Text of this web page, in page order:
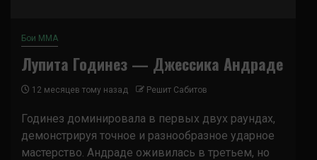
Бои ММА
Лупита Годинез — Джессика Андраде
12 месяцев тому назад Решит Сабитов
Годинез доминировала в первых двух раундах,
демонстрируя точное и разнообразное ударное
мастерство. Андраде оживилась в третьем, но